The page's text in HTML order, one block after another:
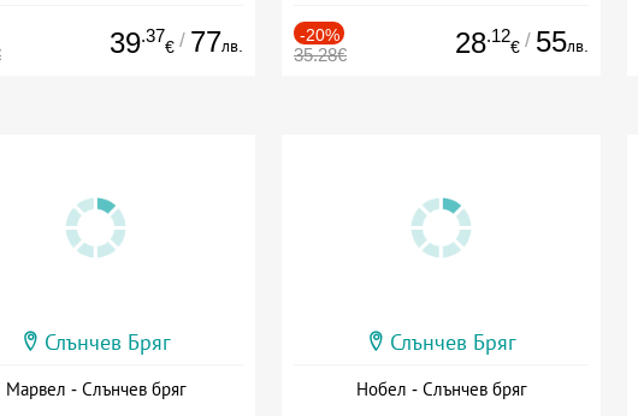
39.37
€ / 77лв.
-20%
35.28€ 28.12
€ / 55лв.
Слънчев Бряг
Марвел - Слънчев бряг
Слънчев Бряг
Нобел - Слънчев бряг